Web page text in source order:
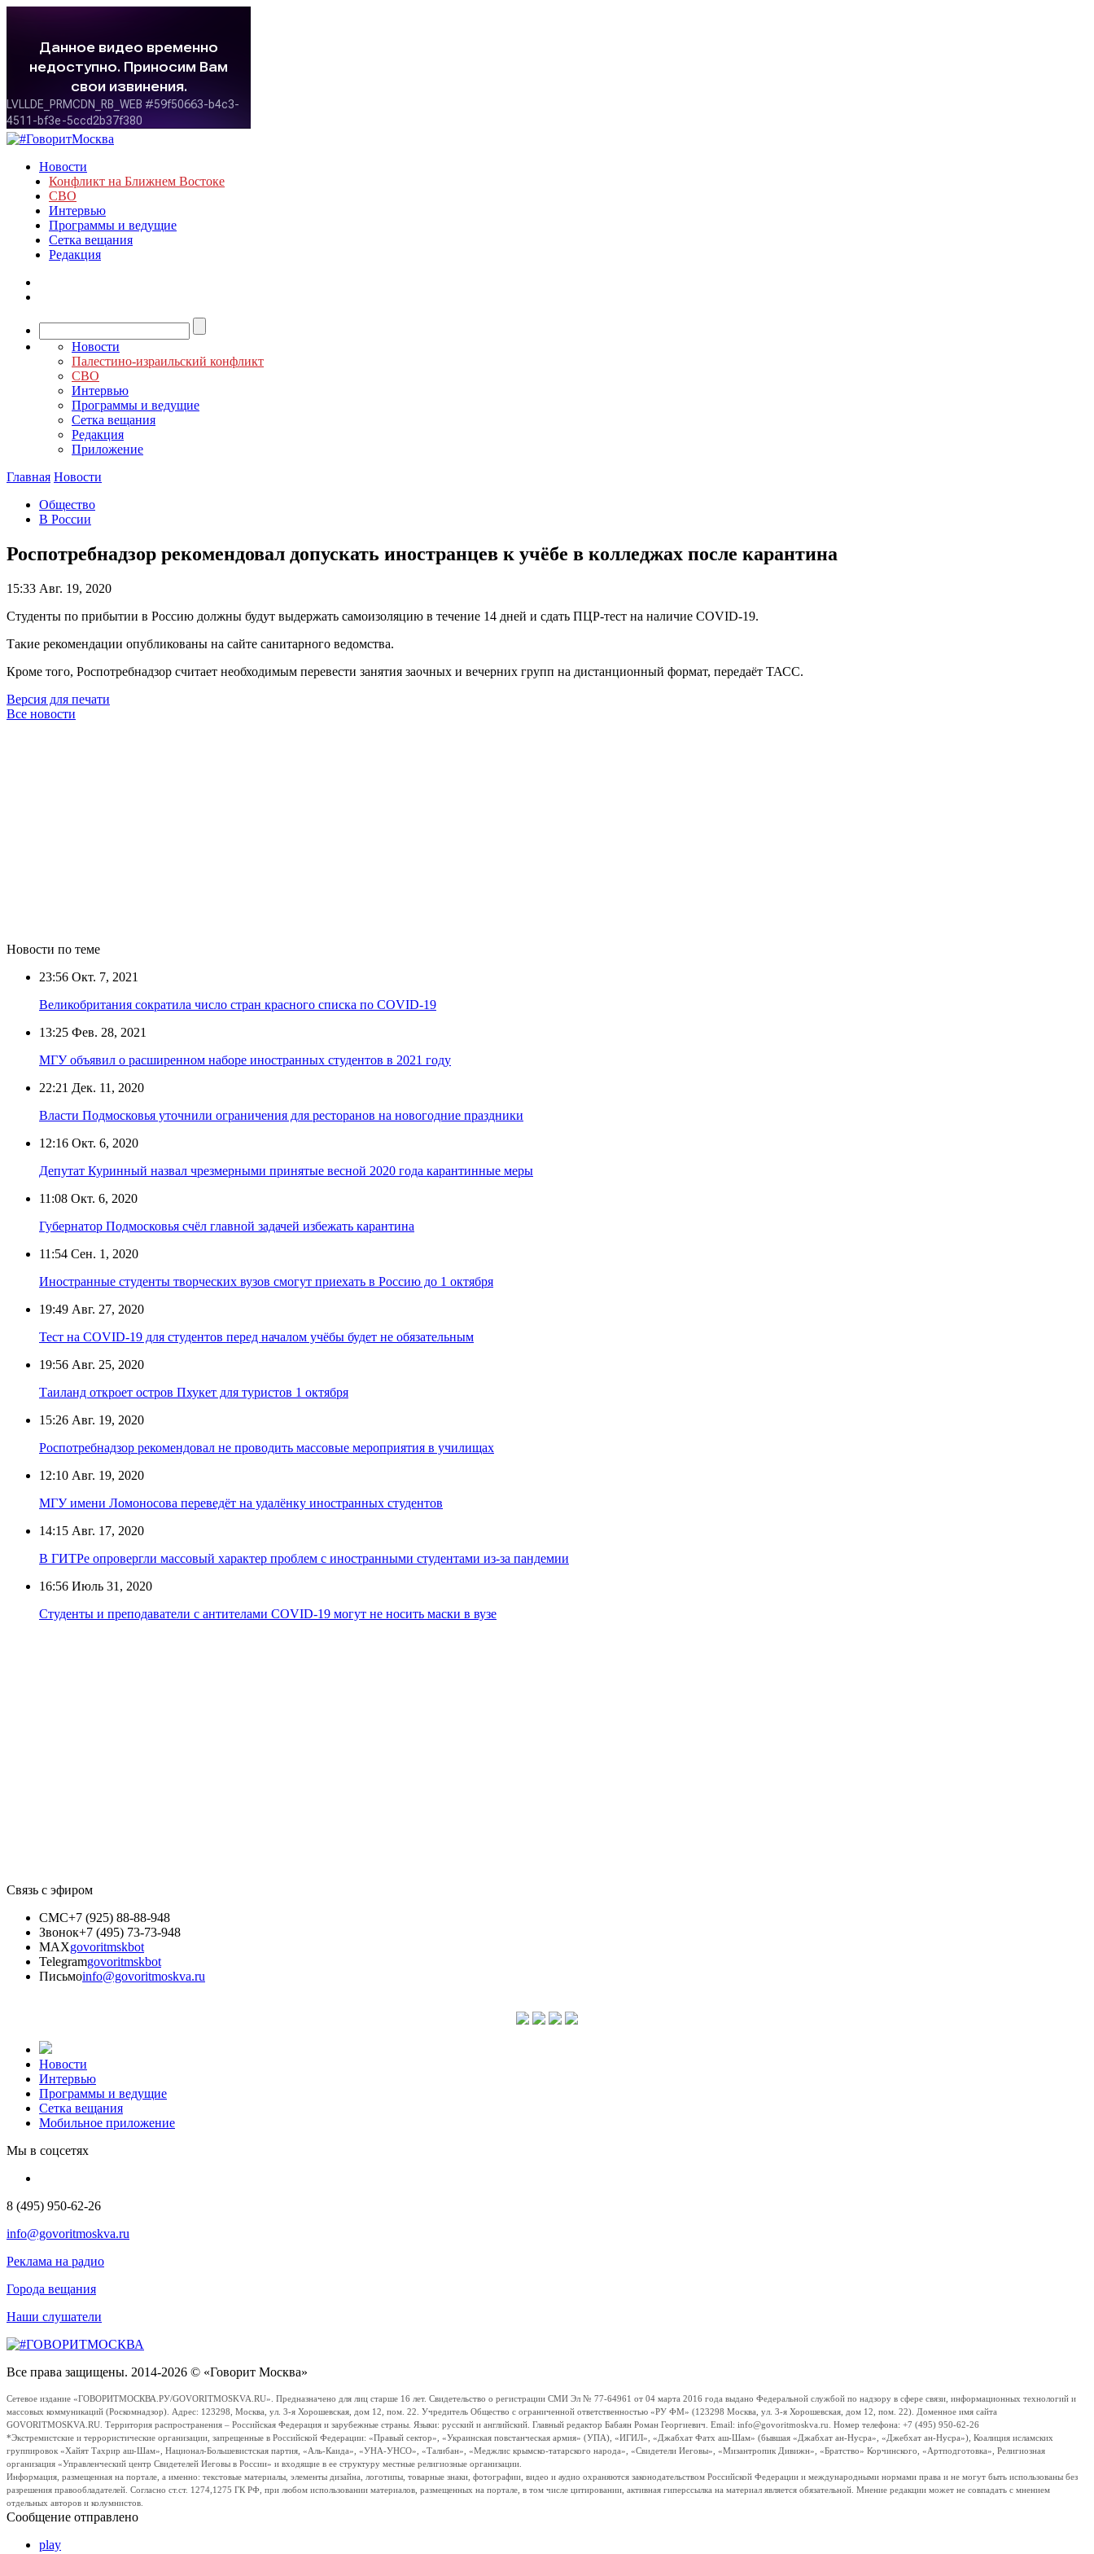
Новости
Конфликт на Ближнем Востоке
СВО
Интервью
Программы и ведущие
Сетка вещания
Редакция
Новости
Палестино-израильский конфликт
СВО
Интервью
Программы и ведущие
Сетка вещания
Редакция
Приложение
Главная Новости
Общество
В России
Роспотребнадзор рекомендовал допускать иностранцев к учёбе в колледжах после карантина
15:33 Авг. 19, 2020
Студенты по прибытии в Россию должны будут выдержать самоизоляцию в течение 14 дней и сдать ПЦР-тест на наличие COVID-19.
Такие рекомендации опубликованы на сайте санитарного ведомства.
Кроме того, Роспотребнадзор считает необходимым перевести занятия заочных и вечерних групп на дистанционный формат, передаёт ТАСС.
Версия для печати
Все новости
Новости по теме
23:56 Окт. 7, 2021
Великобритания сократила число стран красного списка по COVID-19
13:25 Фев. 28, 2021
МГУ объявил о расширенном наборе иностранных студентов в 2021 году
22:21 Дек. 11, 2020
Власти Подмосковья уточнили ограничения для ресторанов на новогодние праздники
12:16 Окт. 6, 2020
Депутат Куринный назвал чрезмерными принятые весной 2020 года карантинные меры
11:08 Окт. 6, 2020
Губернатор Подмосковья счёл главной задачей избежать карантина
11:54 Сен. 1, 2020
Иностранные студенты творческих вузов смогут приехать в Россию до 1 октября
19:49 Авг. 27, 2020
Тест на COVID-19 для студентов перед началом учёбы будет не обязательным
19:56 Авг. 25, 2020
Таиланд откроет остров Пхукет для туристов 1 октября
15:26 Авг. 19, 2020
Роспотребнадзор рекомендовал не проводить массовые мероприятия в училищах
12:10 Авг. 19, 2020
МГУ имени Ломоносова переведёт на удалёнку иностранных студентов
14:15 Авг. 17, 2020
В ГИТРе опровергли массовый характер проблем с иностранными студентами из-за пандемии
16:56 Июль 31, 2020
Студенты и преподаватели с антителами COVID-19 могут не носить маски в вузе
Связь с эфиром
СМС+7 (925) 88-88-948
Звонок+7 (495) 73-73-948
MAXgovoritmskbot
Telegramgovoritmskbot
Письмоinfo@govoritmoskva.ru
Новости
Интервью
Программы и ведущие
Сетка вещания
Мобильное приложение
Мы в соцсетях
8 (495) 950-62-26
info@govoritmoskva.ru
Реклама на радио
Города вещания
Наши слушатели
Все права защищены. 2014-2026 © «Говорит Москва»
Сетевое издание «ГОВОРИТМОСКВА.РУ/GOVORITMOSKVA.RU». Предназначено для лиц старше 16 лет. Свидетельство о регистрации СМИ Эл № 77-64961 от 04 марта 2016 года выдано Федеральной службой по надзору в сфере связи, информационных технологий и
массовых коммуникаций (Роскомнадзор). Адрес: 123298, Москва, ул. 3-я Хорошевская, дом 12, пом. 22. Учредитель Общество с ограниченной ответственностью «РУ ФМ» (123298 Москва, ул. 3-я Хорошевская, дом 12, пом. 22). Доменное имя сайта
GOVORITMOSKVA.RU. Территория распространения – Российская Федерация и зарубежные страны. Языки: русский и английский. Главный редактор Бабаян Роман Георгиевич. Email: info@govoritmoskva.ru. Номер телефона: +7 (495) 950-62-26
*Экстремистские и террористические организации, запрещенные в Российской Федерации: «Правый сектор», «Украинская повстанческая армия» (УПА), «ИГИЛ», «Джабхат Фатх аш-Шам» (бывшая «Джабхат ан-Нусра», «Джебхат ан-Нусра»), Коалиция исламских
группировок «Хайят Тахрир аш-Шам», Национал-Большевистская партия, «Аль-Каида», «УНА-УНСО», «Талибан», «Меджлис крымско-татарского народа», «Свидетели Иеговы», «Мизантропик Дивижн», «Братство» Корчинского, «Артподготовка», Религиозная
организация «Управленческий центр Свидетелей Иеговы в России» и входящие в ее структуру местные религиозные организации.
Информация, размещенная на портале, а именно: текстовые материалы, элементы дизайна, логотипы, товарные знаки, фотографии, видео и аудио охраняются законодательством Российской Федерации и международными нормами права и не могут быть использованы без
разрешения правообладателей. Согласно ст.ст. 1274,1275 ГК РФ, при любом использовании материалов, размещенных на портале, в том числе цитировании, активная гиперссылка на материал является обязательной. Мнение редакции может не совпадать с мнением
отдельных авторов и колумнистов.
Сообщение отправлено
play